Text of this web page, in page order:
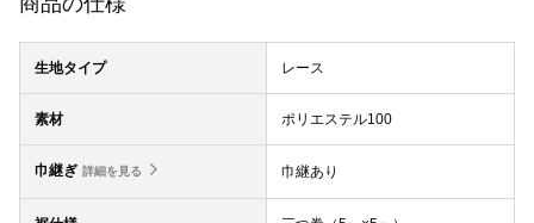
生地タイプ レース
素材 ポリエステル100
巾継ぎ 詳細を見る 巾継あり